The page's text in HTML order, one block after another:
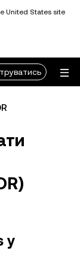
United States site
у